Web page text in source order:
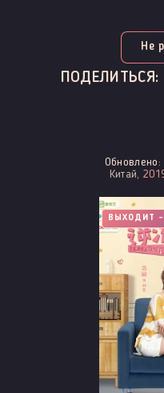
Не
ПОДЕЛИТЬСЯ:
Китай,
ВЫХОДИТ -